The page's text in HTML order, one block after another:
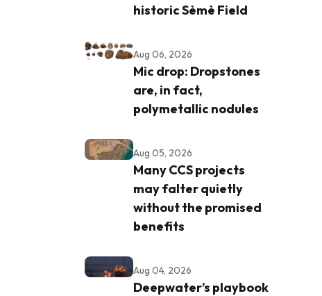
historic Sèmè Field
Aug 06, 2026
Mic drop: Dropstones
are, in fact,
polymetallic nodules
Aug 05, 2026
Many CCS projects
may falter quietly
without the promised
benefits
Aug 04, 2026
Deepwater’s playbook